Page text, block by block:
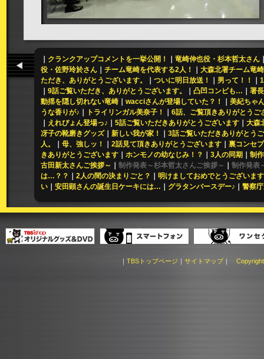
｜ クランクアップコメントを一挙公開！ ｜ 竜崎伸也役・杉本哲太さん
役・佐野玲於さん ｜ チーム竜崎を代表する2人！ ｜ 大森北署チーム竜崎
ただき、ありがとうございます。
｜ ついに明日放送！ ｜ 男って！！ ｜
｜ 9話ご覧いただき、ありがとうございます。 ｜ 凸凹コンビも… ｜ 署
動揺を隠し切れない竜崎 ｜ wacciさんが登場していた？！ ｜ 美紀ちゃ
うな香りが♪ ｜ トライリンガル美奈子！ ｜ 6話、ご覧頂きありがとうご
｜ えれぴょん登場っ♪ ｜ 5話ご覧いただきありがとうございます ｜ 大森
冴子の靴磨きグッズ｜ 新しい我が家！ ｜ 3話ご覧いただきありがとう
人。
｜ 母、強しッ！ ｜ 2話見て頂きありがとうございます ｜ 裏コンセ
きありがとうございます ｜ ホンモノの幼なじみ！？ ｜ 3人の同期 ｜ 制
古田新太さんご挨拶～ ｜ 制作発表～杉本哲太さんご挨拶～ ｜ 制作発表
は…？？ ｜ 2人の間の決まりごと？ ｜ 明けましておめでとうございま
い ｜ 安田顕さんの誕生日ケーキには… ｜ グラタンバースデー♪ ｜ 警察
｜ TBSトップページ ｜ サイトマップ｜ Copyright